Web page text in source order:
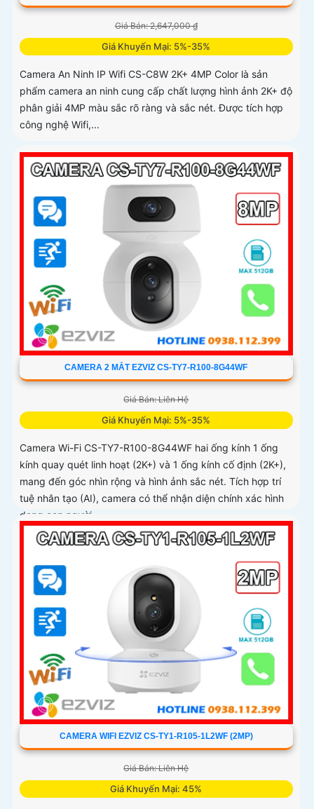
Giá Bán: 2,647,000 ₫
Giá Khuyến Mại: 5%-35%
Camera An Ninh IP Wifi CS-C8W 2K+ 4MP Color là sản
phẩm camera an ninh cung cấp chất lượng hình ảnh 2K+ độ
phân giải 4MP màu sắc rõ ràng và sắc nét. Được tích hợp
công nghệ Wifi,...
CAMERA 2 MẮT EZVIZ CS-TY7-R100-8G44WF
Giá Bán: Liên Hệ
Giá Khuyến Mại: 5%-35%
Camera Wi-Fi CS-TY7-R100-8G44WF hai ống kính 1 ống
kính quay quét linh hoạt (2K+) và 1 ống kính cố định (2K+),
mang đến góc nhìn rộng và hình ảnh sắc nét. Tích hợp trí
tuệ nhân tạo (AI), camera có thể nhận diện chính xác hình
dạng con người
CAMERA WIFI EZVIZ CS-TY1-R105-1L2WF (2MP)
Giá Bán: Liên Hệ
Giá Khuyến Mại: 45%